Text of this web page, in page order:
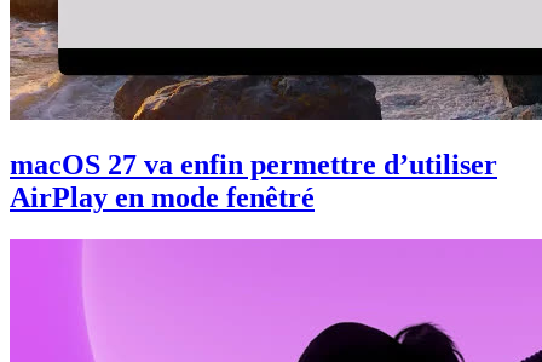
macOS 27 va enfin permettre d’utiliser
AirPlay en mode fenêtré